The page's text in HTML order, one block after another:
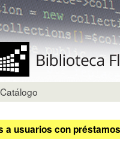
Catálogo
a usuarios con